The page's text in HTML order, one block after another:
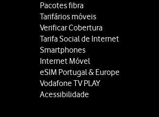
Pacotes fibra
Tarifários móveis
Verificar Cobertura
Tarifa Social de Internet
Smartphones
Internet Móvel
eSIM Portugal & Europe
Vodafone TV PLAY
Acessibilidade